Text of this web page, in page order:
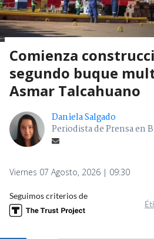
Comienza
segundo buque
Asmar Talcahuano
Daniela Salgado
Periodista de Prensa en
Viernes 07 Agosto, 2026 | 09:30
Seguimos criterios de